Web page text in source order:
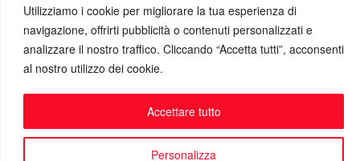
Utilizziamo i cookie per migliorare la tua esperienza di
navigazione, offrirti pubblicità o contenuti personalizzati e
analizzare il nostro traffico. Cliccando “Accetta tutti”, acconsenti
al nostro utilizzo dei cookie.
Personalizza
Accettare tutto